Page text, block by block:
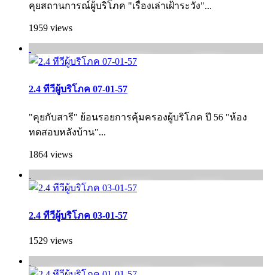
คุยสถานการณ์ผู้บริโภค "เรื่องเล่าเฝ้าระวัง"...
1959 views
2.4 ทีวีผู้บริโภค 07-01-57
"คุยกับสารี" ย้อนรอยการคุ้มครองผู้บริโภค ปี 56 "ห้อง
ทดสอบหลังบ้าน"...
1864 views
2.4 ทีวีผู้บริโภค 03-01-57
1529 views